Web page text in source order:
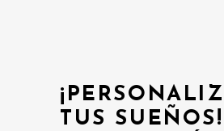
TUS